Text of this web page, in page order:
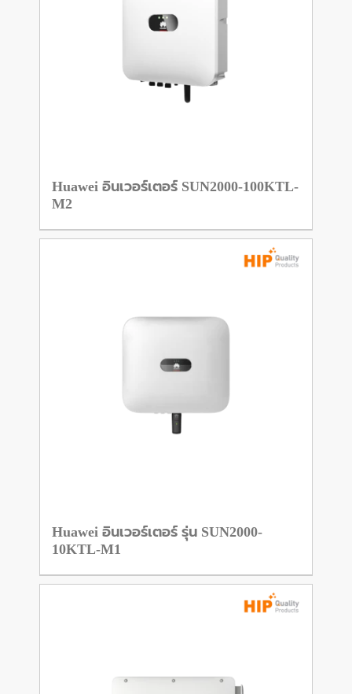
Huawei อินเวอร์เตอร์ SUN2000-100KTL-
M2
Huawei อินเวอร์เตอร์ รุ่น SUN2000-
10KTL-M1